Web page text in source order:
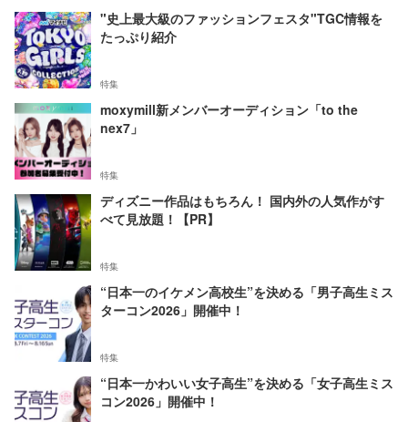
"史上最大級のファッションフェスタ"TGC情報を
たっぷり紹介
特集
moxymill新メンバーオーディション「to the
nex7」
特集
ディズニー作品はもちろん！ 国内外の人気作がす
べて見放題！【PR】
特集
“日本一のイケメン高校生”を決める「男子高生ミス
ターコン2026」開催中！
特集
“日本一かわいい女子高生”を決める「女子高生ミス
コン2026」開催中！